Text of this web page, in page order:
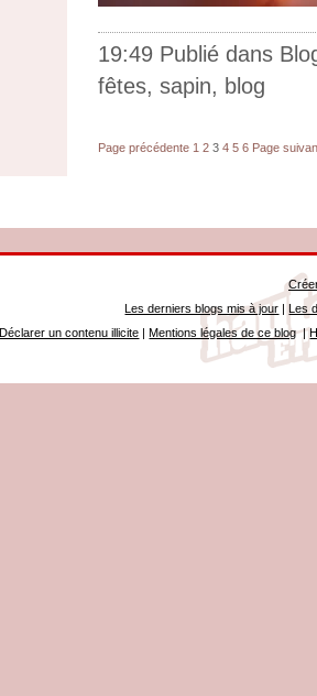
19:49 Publié dans
fêtes, sapin, blog
Page précédente 1 2 3 4 5 6 Page
Les derniers blogs mis à jour
Les
Déclarer un contenu illicite
Mentions légales de ce blog|